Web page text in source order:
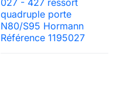
quadruple porte
N80/S95 Hormann
Référence 1195027
Need-door